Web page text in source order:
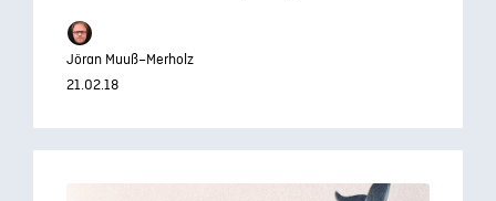
Jöran Muuß–Merholz
21.02.18